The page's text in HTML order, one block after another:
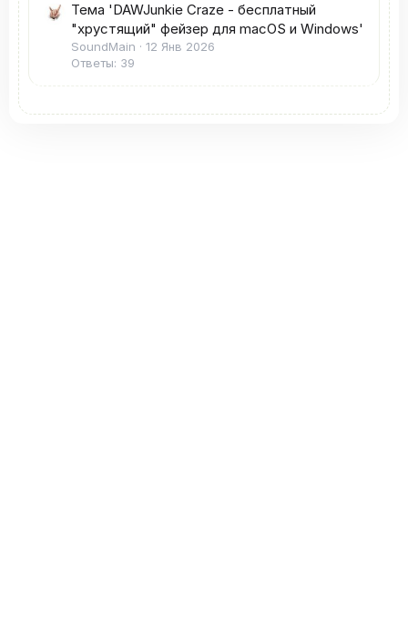
Тема 'DAWJunkie Craze - бесплатный
"хрустящий" фейзер для macOS и Windows'
SoundMain
12 Янв 2026
Ответы: 39